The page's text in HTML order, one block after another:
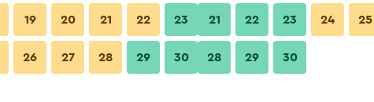
Visa priser
Visa priser
19 20 21 22 23
26 27 28 29 30
21 22 23 24 25
28 29 30